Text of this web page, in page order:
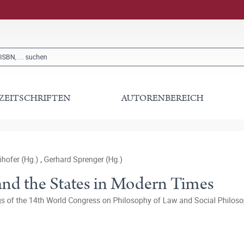
AUTORENBEREICH
(Hg.) , Gerhard Sprenger (Hg.)
the States in Modern Times
of the 14th World Congress on Philosophy of Law and Social